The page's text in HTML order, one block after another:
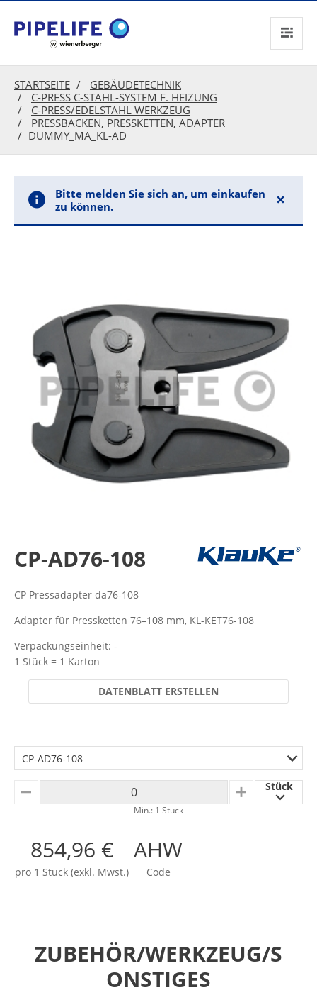
text.skipToContent
text.skipToNavigation
STARTSEITE
GEBÄUDETECHNIK
C-PRESS C-STAHL-SYSTEM F. HEIZUNG
C-PRESS/EDELSTAHL WERKZEUG
PRESSBACKEN, PRESSKETTEN, ADAPTER
DUMMY_MA_KL-AD
Bitte melden Sie sich an, um einkaufen
zu können.
×
CP-AD76-108
CP Pressadapter da76-108
Adapter für Pressketten 76–108 mm, KL-KET76-108
Verpackungseinheit: -
1 Stück = 1 Karton
DATENBLATT ERSTELLEN
CP-AD76-108
MINUS PLUS
Stück
Min.: 1 Stück
854,96 €
pro 1 Stück (exkl. Mwst.)
AHW
Code
ZUBEHÖR/WERKZEUG/S
ONSTIGES